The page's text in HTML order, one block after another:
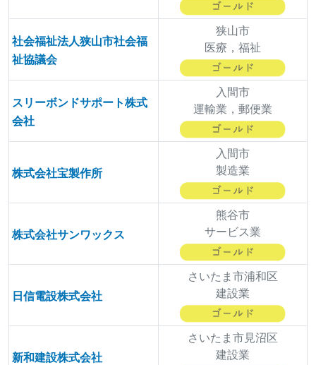
社会福祉法人狭山市社会福
祉協議会
狭山市
医療，福祉
スリーボンドサポート株式
会社
入間市
運輸業，郵便業
株式会社宝製作所
入間市
製造業
株式会社サンワックス
熊谷市
サービス業
日信電設株式会社
さいたま市浦和区
建設業
新和建設株式会社
さいたま市見沼区
建設業